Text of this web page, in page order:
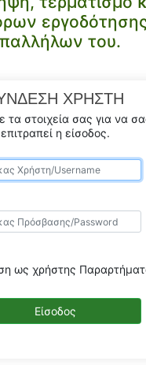
του.
ΧΡΗΣΤΗ
τα στοιχεία σας για να
επιτραπεί η είσοδος.
ως χρήστης